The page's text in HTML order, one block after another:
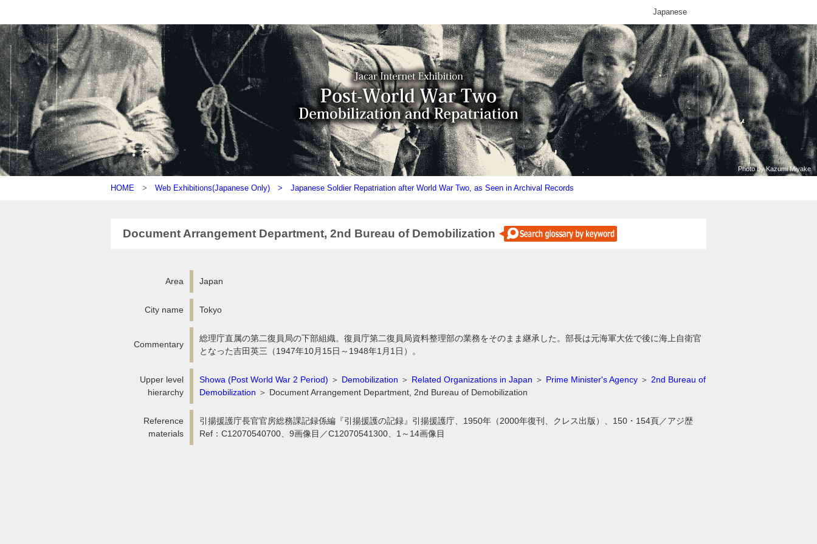
Japanese
Photo by Kazumi Miyake
HOME > Web Exhibitions(Japanese Only) > Japanese Soldier Repatriation after World War Two, as Seen in Archival Records
Document Arrangement Department, 2nd Bureau of Demobilization
Area Japan
City name Tokyo
Commentary
総理庁直属の第二復員局の下部組織。復員庁第二復員局資料整理部の業務をそのまま継承した。部長は元海軍大佐で後に海上自衛官
となった吉田英三（1947年10月15日～1948年1月1日）。
Upper level
hierarchy
Showa (Post World War 2 Period) ＞ Demobilization ＞ Related Organizations in Japan ＞ Prime Minister's Agency ＞ 2nd Bureau of
Demobilization ＞ Document Arrangement Department, 2nd Bureau of Demobilization
Reference
materials
引揚援護庁長官官房総務課記録係編『引揚援護の記録』引揚援護庁、1950年（2000年復刊、クレス出版）、150・154頁／アジ歴
Ref：C12070540700、9画像目／C12070541300、1～14画像目